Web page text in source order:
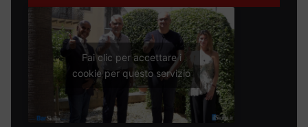
Fai clic per accettare i
cookie per questo servizio